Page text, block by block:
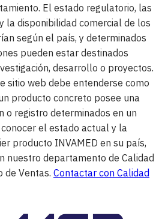
El estado regulatorio, las
la disponibilidad comercial de los
según el país, y determinados
pueden estar destinados
desarrollo o proyectos.
sitio web debe entenderse como
producto concreto posee una
o registro determinados en un
el estado actual y la
producto INVAMED en su país,
nuestro departamento de Calidad
de Ventas. Contactar con Calidad